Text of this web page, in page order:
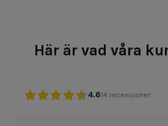
Här är vad våra
4.614 recensioner